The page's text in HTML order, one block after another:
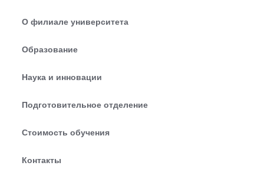
О филиале университета
Образование
Наука и инновации
Подготовительное отделение
Стоимость обучения
Контакты